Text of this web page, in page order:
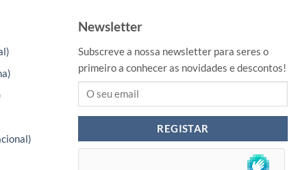
Newsletter
Subscreve a nossa newsletter para seres o
primeiro a conhecer as novidades e descontos!